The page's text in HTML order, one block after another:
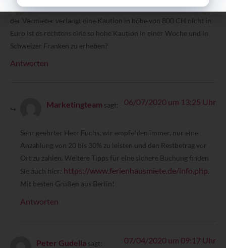
ich habe am Bodensee ein Haus gemietet für 3200 € die Woche,
der Vermieter verlangt eine Kaution in höhe von 800 CH nicht in
Euro ist es rechtens eine so hohe Kaution in einer Woche und in
Schweizer Franken zu erheben?
Antworten
Marketingteam sagt: 06/07/2020 um 13:25 Uhr
Sehr geehrter Herr Fuchs, wir empfehlen immer, nur eine
Anzahlung von 20 bis 30% zu leisten und den Restbetrag vor
Ort zu zahlen. Weitere Tipps für eine sichere Buchung finden
Sie auch hier: https://www.ferienhausmiete.de/info.php.
Mit besten Grüßen aus Berlin!
Antworten
Peter Gudella sagt: 07/04/2020 um 09:17 Uhr